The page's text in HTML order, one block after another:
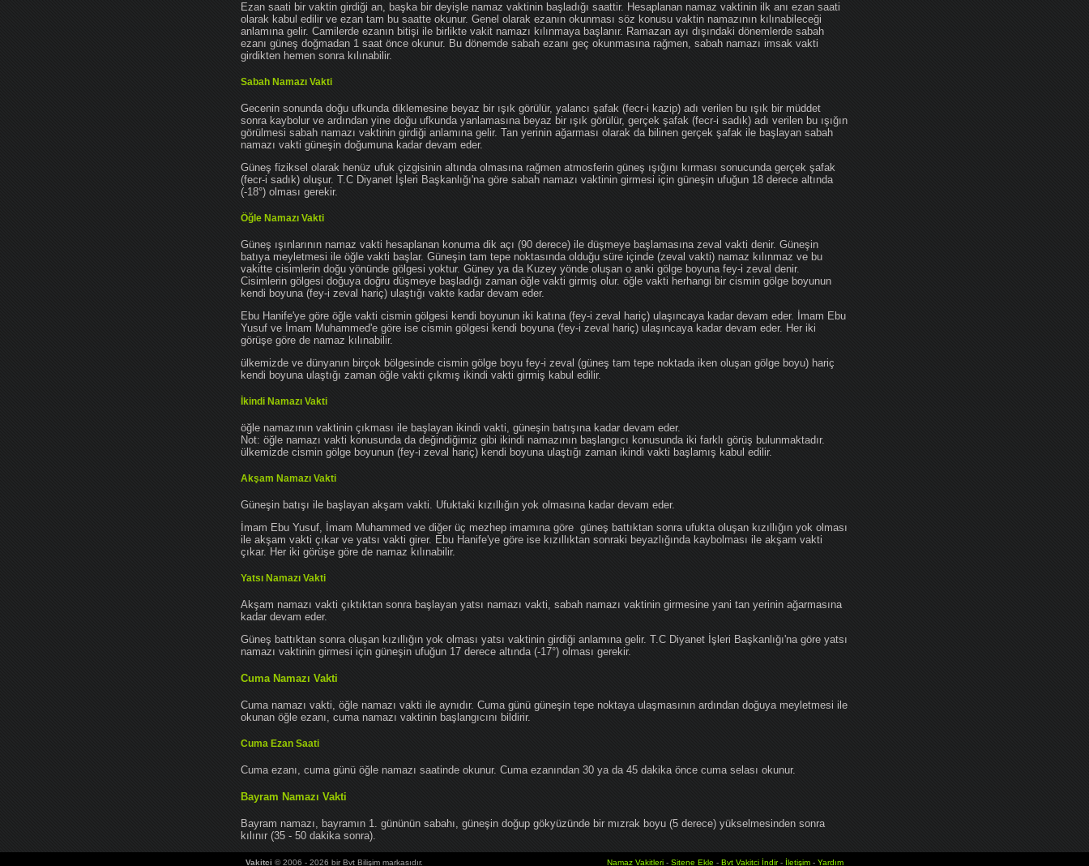
Ezan saati bir vaktin girdiği an, başka bir deyişle namaz vaktinin başladığı saattir. Hesaplanan namaz vaktinin ilk anı ezan saati
olarak kabul edilir ve ezan tam bu saatte okunur. Genel olarak ezanın okunması söz konusu vaktin namazının kılınabileceği
anlamına gelir. Camilerde ezanın bitişi ile birlikte vakit namazı kılınmaya başlanır. Ramazan ayı dışındaki dönemlerde sabah
ezanı güneş doğmadan 1 saat önce okunur. Bu dönemde sabah ezanı geç okunmasına rağmen, sabah namazı imsak vakti
girdikten hemen sonra kılınabilir.
Sabah Namazı Vakti
Gecenin sonunda doğu ufkunda diklemesine beyaz bir ışık görülür, yalancı şafak (fecr-i kazip) adı verilen bu ışık bir müddet
sonra kaybolur ve ardından yine doğu ufkunda yanlamasına beyaz bir ışık görülür, gerçek şafak (fecr-i sadık) adı verilen bu ışığın
görülmesi sabah namazı vaktinin girdiği anlamına gelir. Tan yerinin ağarması olarak da bilinen gerçek şafak ile başlayan sabah
namazı vakti güneşin doğumuna kadar devam eder.
Güneş fiziksel olarak henüz ufuk çizgisinin altında olmasına rağmen atmosferin güneş ışığını kırması sonucunda gerçek şafak
(fecr-i sadık) oluşur. T.C Diyanet İşleri Başkanlığı'na göre sabah namazı vaktinin girmesi için güneşin ufuğun 18 derece altında
(-18°) olması gerekir.
Öğle Namazı Vakti
Güneş ışınlarının namaz vakti hesaplanan konuma dik açı (90 derece) ile düşmeye başlamasına zeval vakti denir. Güneşin
batıya meyletmesi ile öğle vakti başlar. Güneşin tam tepe noktasında olduğu süre içinde (zeval vakti) namaz kılınmaz ve bu
vakitte cisimlerin doğu yönünde gölgesi yoktur. Güney ya da Kuzey yönde oluşan o anki gölge boyuna fey-i zeval denir.
Cisimlerin gölgesi doğuya doğru düşmeye başladığı zaman öğle vakti girmiş olur. öğle vakti herhangi bir cismin gölge boyunun
kendi boyuna (fey-i zeval hariç) ulaştığı vakte kadar devam eder.
Ebu Hanife'ye göre öğle vakti cismin gölgesi kendi boyunun iki katına (fey-i zeval hariç) ulaşıncaya kadar devam eder. İmam Ebu
Yusuf ve İmam Muhammed'e göre ise cismin gölgesi kendi boyuna (fey-i zeval hariç) ulaşıncaya kadar devam eder. Her iki
görüşe göre de namaz kılınabilir.
ülkemizde ve dünyanın birçok bölgesinde cismin gölge boyu fey-i zeval (güneş tam tepe noktada iken oluşan gölge boyu) hariç
kendi boyuna ulaştığı zaman öğle vakti çıkmış ikindi vakti girmiş kabul edilir.
İkindi Namazı Vakti
öğle namazının vaktinin çıkması ile başlayan ikindi vakti, güneşin batışına kadar devam eder.
Not: öğle namazı vakti konusunda da değindiğimiz gibi ikindi namazının başlangıcı konusunda iki farklı görüş bulunmaktadır.
ülkemizde cismin gölge boyunun (fey-i zeval hariç) kendi boyuna ulaştığı zaman ikindi vakti başlamış kabul edilir.
Akşam Namazı Vakti
Güneşin batışı ile başlayan akşam vakti. Ufuktaki kızıllığın yok olmasına kadar devam eder.
İmam Ebu Yusuf, İmam Muhammed ve diğer üç mezhep imamına göre güneş battıktan sonra ufukta oluşan kızıllığın yok olması
ile akşam vakti çıkar ve yatsı vakti girer. Ebu Hanife'ye göre ise kızıllıktan sonraki beyazlığında kaybolması ile akşam vakti
çıkar. Her iki görüşe göre de namaz kılınabilir.
Yatsı Namazı Vakti
Akşam namazı vakti çıktıktan sonra başlayan yatsı namazı vakti, sabah namazı vaktinin girmesine yani tan yerinin ağarmasına
kadar devam eder.
Güneş battıktan sonra oluşan kızıllığın yok olması yatsı vaktinin girdiği anlamına gelir. T.C Diyanet İşleri Başkanlığı'na göre yatsı
namazı vaktinin girmesi için güneşin ufuğun 17 derece altında (-17°) olması gerekir.
Cuma Namazı Vakti
Cuma namazı vakti, öğle namazı vakti ile aynıdır. Cuma günü güneşin tepe noktaya ulaşmasının ardından doğuya meyletmesi ile
okunan öğle ezanı, cuma namazı vaktinin başlangıcını bildirir.
Cuma Ezan Saati
Cuma ezanı, cuma günü öğle namazı saatinde okunur. Cuma ezanından 30 ya da 45 dakika önce cuma selası okunur.
Bayram Namazı Vakti
Bayram namazı, bayramın 1. gününün sabahı, güneşin doğup gökyüzünde bir mızrak boyu (5 derece) yükselmesinden sonra
kılınır (35 - 50 dakika sonra).
Vakitci © 2006 - 2026 bir Bvt Bilişim markasıdır. Namaz Vakitleri - Sitene Ekle - Bvt Vakitci İndir- İletişim - Yardım